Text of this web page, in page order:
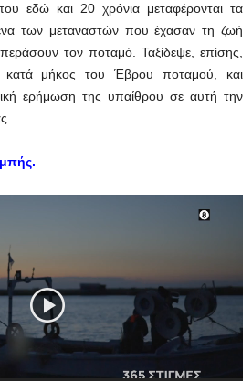
εδώ και 20 χρόνια μεταφέρονται τα
των μεταναστών που έχασαν τη ζωή
τον ποταμό. Ταξίδεψε, επίσης,
κατά μήκος του Έβρου ποταμού, και
ερήμωση της υπαίθρου σε αυτή την